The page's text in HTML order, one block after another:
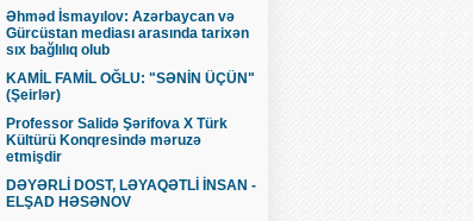
Əhməd İsmayılov: Azərbaycan və
Gürcüstan mediası arasında tarixən
sıx bağlılıq olub
KAMİL FAMİL OĞLU: "SƏNİN ÜÇÜN"
(Şeirlər)
Professor Salidə Şərifova X Türk
Kültürü Konqresində məruzə
etmişdir
DƏYƏRLİ DOST, LƏYAQƏTLİ İNSAN -
ELŞAD HƏSƏNOV